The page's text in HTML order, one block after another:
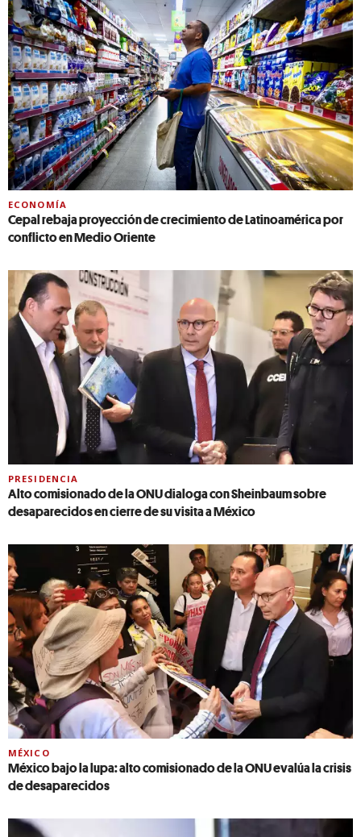
ECONOMÍA
Cepal rebaja proyección de crecimiento de Latinoamérica por
conflicto en Medio Oriente
PRESIDENCIA
Alto comisionado de la ONU dialoga con Sheinbaum sobre
desaparecidos en cierre de su visita a México
MÉXICO
México bajo la lupa: alto comisionado de la ONU evalúa la crisis
de desaparecidos